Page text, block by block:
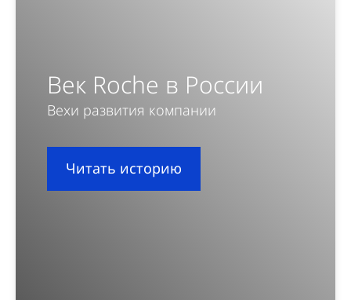
Век Roche в России
Вехи развития компании
Читать историю